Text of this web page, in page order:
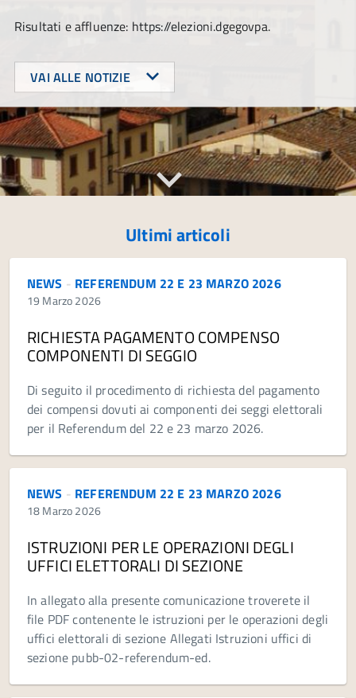
Risultati e affluenze: https://elezioni.dgegovpa.
VAI ALLE NOTIZIE
Ultimi articoli
NEWS - REFERENDUM 22 E 23 MARZO 2026
19 Marzo 2026
RICHIESTA PAGAMENTO COMPENSO
COMPONENTI DI SEGGIO
Di seguito il procedimento di richiesta del pagamento
dei compensi dovuti ai componenti dei seggi elettorali
per il Referendum del 22 e 23 marzo 2026.
NEWS - REFERENDUM 22 E 23 MARZO 2026
18 Marzo 2026
ISTRUZIONI PER LE OPERAZIONI DEGLI
UFFICI ELETTORALI DI SEZIONE
In allegato alla presente comunicazione troverete il
file PDF contenente le istruzioni per le operazioni degli
uffici elettorali di sezione Allegati Istruzioni uffici di
sezione pubb-02-referendum-ed.